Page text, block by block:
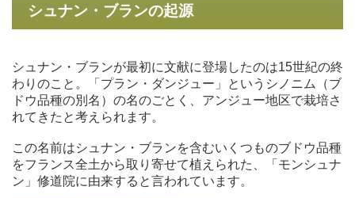
シュナン・ブランの起源
シュナン・ブランが最初に文献に登場したのは15世紀の終
わりのこと。「プラン・ダンジュー」というシノニム（ブ
ドウ品種の別名）の名のごとく、アンジュー地区で栽培さ
れてきたと考えられます。
この名前はシュナン・ブランを含むいくつものブドウ品種
をフランス全土から取り寄せて植えられた、「モンシュナ
ン」修道院に由来すると言われています。